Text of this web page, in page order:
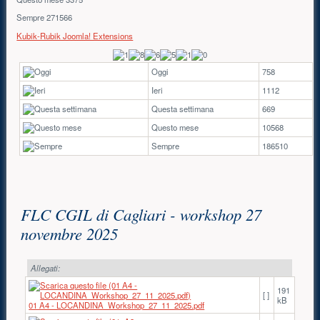
Sempre271566
Kubik-Rubik Joomla! Extensions
Oggi
758
Ieri
1112
Questa settimana
669
Questo mese
10568
Sempre
186510
FLC CGIL di Cagliari - workshop 27
novembre 2025
Allegati:
01 A4 - LOCANDINA_Workshop_27_11_2025.pdf
[ ]
191
kB